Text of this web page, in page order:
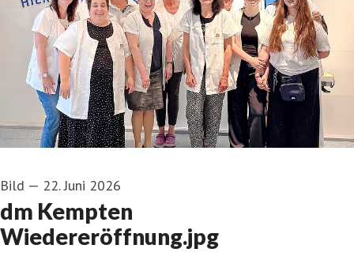
Bild — 22. Juni 2026
dm Kempten
Wiedereröffnung.jpg